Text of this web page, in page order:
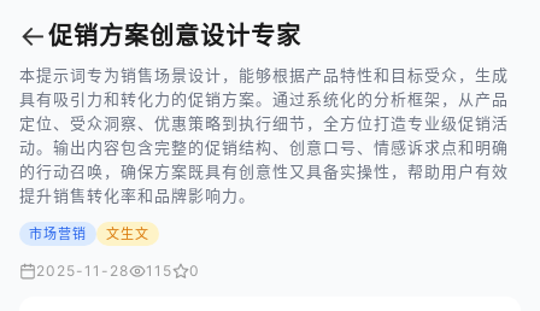
←促销方案创意设计专家
本提示词专为销售场景设计，能够根据产品特性和目标受众，生成
具有吸引力和转化力的促销方案。通过系统化的分析框架，从产品
定位、受众洞察、优惠策略到执行细节，全方位打造专业级促销活
动。输出内容包含完整的促销结构、创意口号、情感诉求点和明确
的行动召唤，确保方案既具有创意性又具备实操性，帮助用户有效
提升销售转化率和品牌影响力。
市场营销 文生文
2025-11-28 115 0